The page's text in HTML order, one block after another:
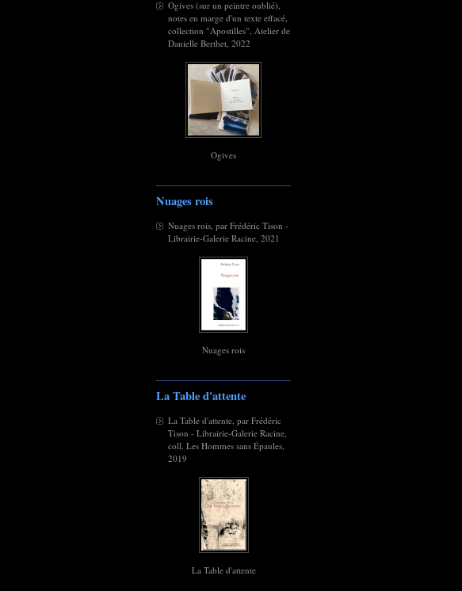
Ogives (sur un peintre oublié),
notes en marge d'un texte effacé,
collection "Apostilles", Atelier de
Danielle Berthet, 2022
Ogives
Nuages rois
Nuages rois, par Frédéric Tison -
Librairie-Galerie Racine, 2021
Nuages rois
La Table d'attente
La Table d'attente, par Frédéric
Tison - Librairie-Galerie Racine,
coll. Les Hommes sans Épaules,
2019
La Table d'attente